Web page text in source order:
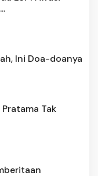
Ini Doa-doanya
Tak